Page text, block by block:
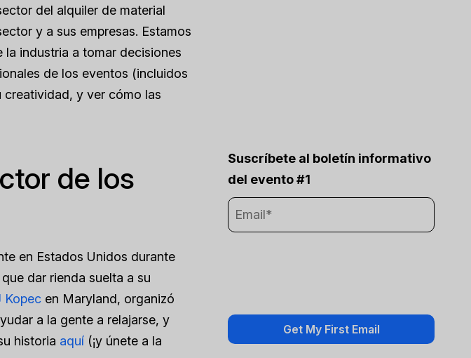
del alquiler de material
y a sus empresas. Estamos
industria a tomar decisiones
de los eventos (incluidos
creatividad, y ver cómo las
de los
en Estados Unidos durante
dar rienda suelta a su
Kopec en Maryland, organizó
a la gente a relajarse, y
historia aquí (¡y únete a la
Suscríbete al boletín informativo
del evento #1